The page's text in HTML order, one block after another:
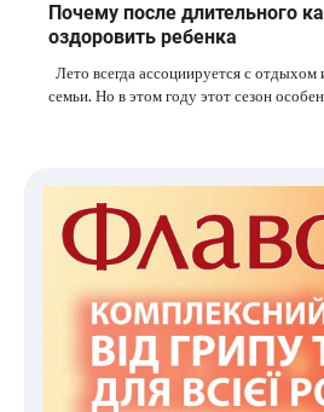
Почему после длительного
оздоровить ребенка
Лето всегда ассоциируется с отдыхом
семьи. Но в этом году этот сезон